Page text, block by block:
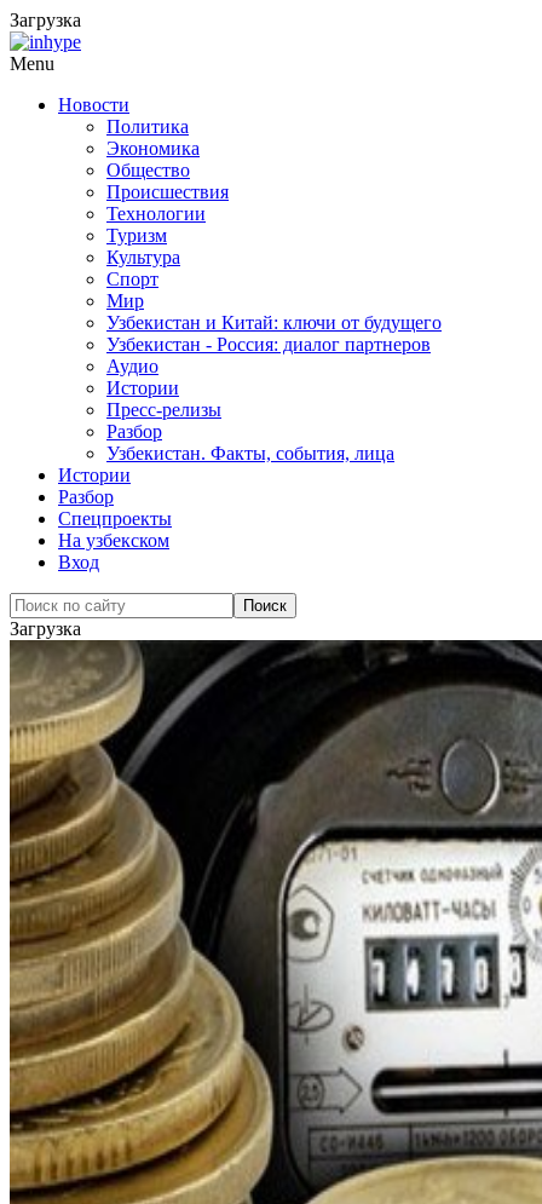
Загрузка
Menu
Новости
Политика
Экономика
Общество
Происшествия
Технологии
Туризм
Культура
Спорт
Мир
Узбекистан и Китай: ключи от будущего
Узбекистан - Россия: диалог партнеров
Аудио
Истории
Пресс-релизы
Разбор
Узбекистан. Факты, события, лица
Истории
Разбор
Спецпроекты
На узбекском
Вход
Загрузка